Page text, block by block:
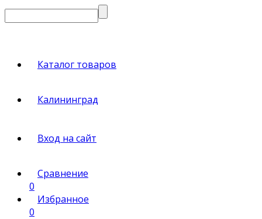
Каталог товаров
Калининград
Вход на сайт
Сравнение
0
Избранное
0